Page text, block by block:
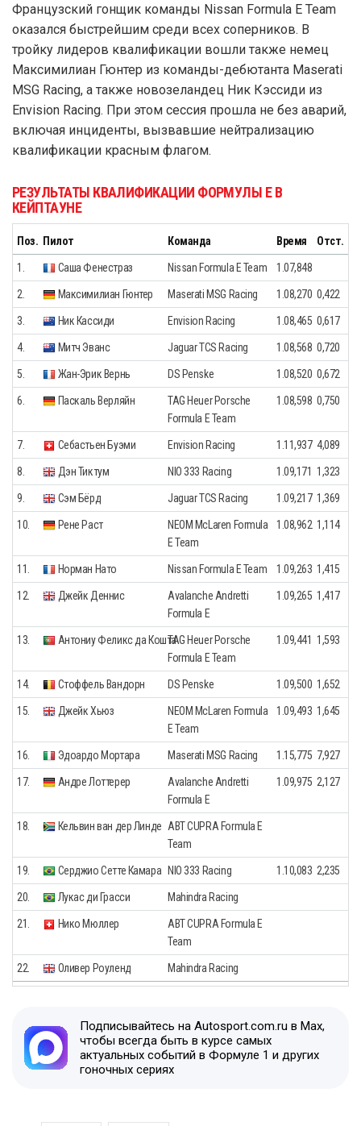
Французский гонщик команды Nissan Formula E Team
оказался быстрейшим среди всех соперников. В
тройку лидеров квалификации вошли также немец
Максимилиан Гюнтер из команды-дебютанта Maserati
MSG Racing, а также новозеландец Ник Кэссиди из
Envision Racing. При этом сессия прошла не без аварий,
включая инциденты, вызвавшие нейтрализацию
квалификации красным флагом.
РЕЗУЛЬТАТЫ КВАЛИФИКАЦИИ ФОРМУЛЫ E В
КЕЙПТАУНЕ
Поз. Пилот Команда Время Отст.
1. Саша Фенестраз Nissan Formula E Team 1.07,848
2. Максимилиан Гюнтер Maserati MSG Racing 1.08,270 0,422
3. Ник Кассиди Envision Racing 1.08,465 0,617
4. Митч Эванс Jaguar TCS Racing 1.08,568 0,720
5. Жан-Эрик Вернь DS Penske 1.08,520 0,672
6. Паскаль Верляйн
TAG Heuer Porsche
Formula E Team
1.08,598 0,750
7. Себастьен Буэми Envision Racing 1.11,937 4,089
8. Дэн Тиктум NIO 333 Racing 1.09,171 1,323
9. Сэм Бёрд Jaguar TCS Racing 1.09,217 1,369
10. Рене Раст
NEOM McLaren Formula
E Team
1.08,962 1,114
11. Норман Нато Nissan Formula E Team 1.09,263 1,415
12. Джейк Деннис
Avalanche Andretti
Formula E
1.09,265 1,417
13. Антониу Феликс да КоштаTAG Heuer Porsche
Formula E Team
1.09,441 1,593
14. Стоффель Вандорн DS Penske 1.09,500 1,652
15. Джейк Хьюз
NEOM McLaren Formula
E Team
1.09,493 1,645
16. Эдоардо Мортара Maserati MSG Racing 1.15,775 7,927
17. Андре Лоттерер
Avalanche Andretti
Formula E
1.09,975 2,127
18. Кельвин ван дер Линде ABT CUPRA Formula E
Team
19. Серджио Сетте Камара NIO 333 Racing 1.10,083 2,235
20. Лукас ди Грасси Mahindra Racing
21. Нико Мюллер
ABT CUPRA Formula E
Team
22. Оливер Роуленд Mahindra Racing
Подписывайтесь на Autosport.com.ru в Max,
чтобы всегда быть в курсе самых
актуальных событий в Формуле 1 и других
гоночных сериях